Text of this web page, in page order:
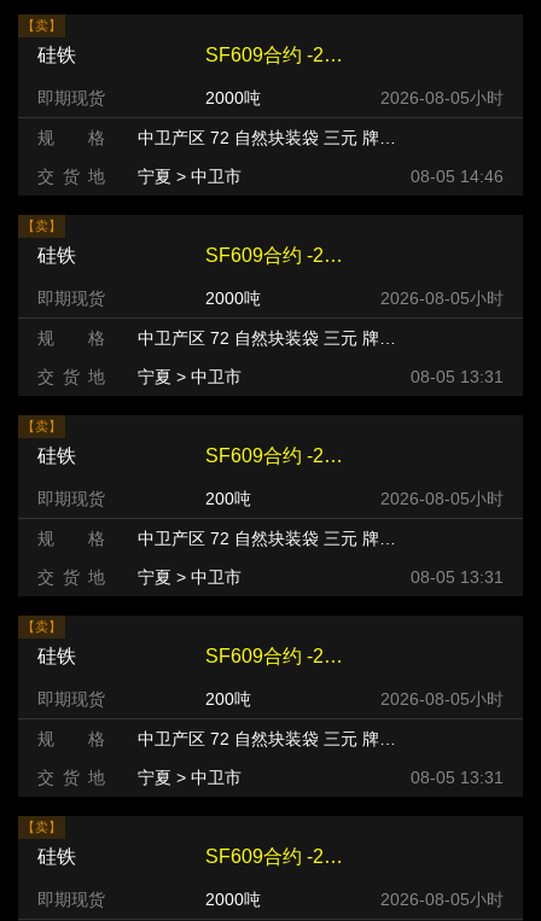
【卖】
硅铁 SF609合约 -240 元/吨
即期现货 2000吨 2026-08-05小时
规 格
中卫产区 72 自然块装袋 三元 牌号:FeSi75~B粒度等级/mm
交 货 地
宁夏 > 中卫市 08-05 14:46
【卖】
硅铁 SF609合约 -240 元/吨
即期现货 2000吨 2026-08-05小时
规 格
中卫产区 72 自然块装袋 三元 牌号:FeSi75~B粒度等级/mm
交 货 地
宁夏 > 中卫市 08-05 13:31
【卖】
硅铁 SF609合约 -220 元/吨
即期现货 200吨 2026-08-05小时
规 格
中卫产区 72 自然块装袋 三元 牌号:FeSi75~B粒度等级/mm
交 货 地
宁夏 > 中卫市 08-05 13:31
【卖】
硅铁 SF609合约 -220 元/吨
即期现货 200吨 2026-08-05小时
规 格
中卫产区 72 自然块装袋 三元 牌号:FeSi75~B粒度等级/mm
交 货 地
宁夏 > 中卫市 08-05 13:31
【卖】
硅铁 SF609合约 -240 元/吨
即期现货 2000吨 2026-08-05小时